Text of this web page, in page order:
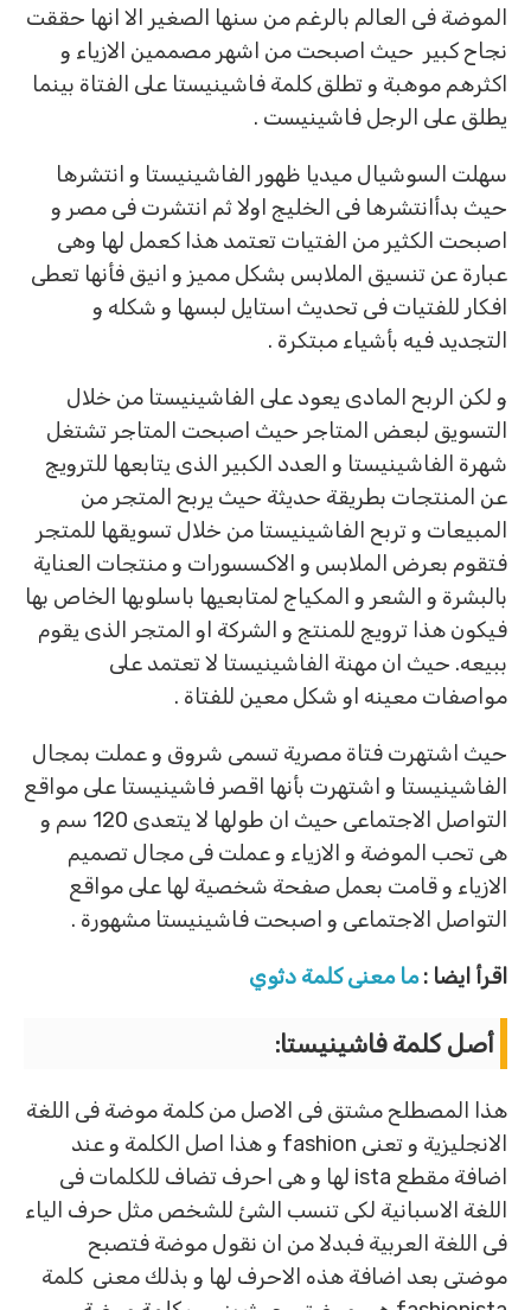
الموضة فى العالم بالرغم من سنها الصغير الا انها حققت
نجاح كبير حيث اصبحت من اشهر مصممين الازياء و
اكثرهم موهبة و تطلق كلمة فاشينيستا على الفتاة بينما
يطلق على الرجل فاشينيست .
سهلت السوشيال ميديا ظهور الفاشينيستا و انتشرها
حيث بدأانتشرها فى الخليج اولا ثم انتشرت فى مصر و
اصبحت الكثير من الفتيات تعتمد هذا كعمل لها وهى
عبارة عن تنسيق الملابس بشكل مميز و انيق فأنها تعطى
افكار للفتيات فى تحديث استايل لبسها و شكله و
التجديد فيه بأشياء مبتكرة .
و لكن الربح المادى يعود على الفاشينيستا من خلال
التسويق لبعض المتاجر حيث اصبحت المتاجر تشتغل
شهرة الفاشينيستا و العدد الكبير الذى يتابعها للترويج
عن المنتجات بطريقة حديثة حيث يربح المتجر من
المبيعات و تربح الفاشينيستا من خلال تسويقها للمتجر
فتقوم بعرض الملابس و الاكسسورات و منتجات العناية
بالبشرة و الشعر و المكياج لمتابعيها باسلوبها الخاص بها
فيكون هذا ترويج للمنتج و الشركة او المتجر الذى يقوم
ببيعه. حيث ان مهنة الفاشينيستا لا تعتمد على
مواصفات معينه او شكل معين للفتاة .
حيث اشتهرت فتاة مصرية تسمى شروق و عملت بمجال
الفاشينيستا و اشتهرت بأنها اقصر فاشينيستا على مواقع
التواصل الاجتماعى حيث ان طولها لا يتعدى 120 سم و
هى تحب الموضة و الازياء و عملت فى مجال تصميم
الازياء و قامت بعمل صفحة شخصية لها على مواقع
التواصل الاجتماعى و اصبحت فاشينيستا مشهورة .
اقرأ ايضا :ما معنى كلمة دثوي
أصل كلمة فاشينيستا:
هذا المصطلح مشتق فى الاصل من كلمة موضة فى اللغة
الانجليزية و تعنى fashion و هذا اصل الكلمة و عند
اضافة مقطع ista لها و هى احرف تضاف للكلمات فى
اللغة الاسبانية لكى تنسب الشئ للشخص مثل حرف الياء
فى اللغة العربية فبدلا من ان نقول موضة فتصبح
موضتى بعد اضافة هذه الاحرف لها و بذلك معنى كلمة